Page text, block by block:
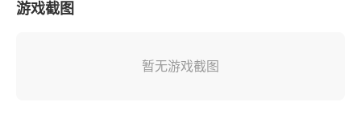
游戏截图
暂无游戏截图